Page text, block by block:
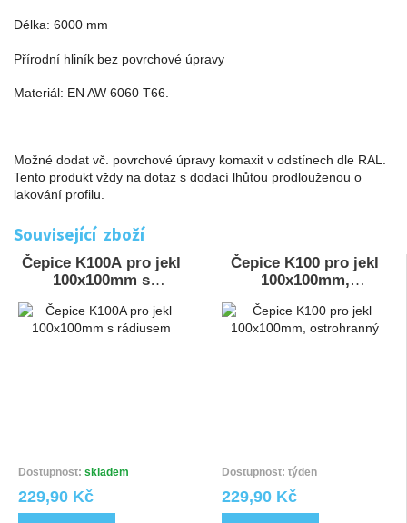
Délka: 6000 mm
Přírodní hliník bez povrchové úpravy
Materiál: EN AW 6060 T66.
Možné dodat vč. povrchové úpravy komaxit v odstínech dle RAL.
Tento produkt vždy na dotaz s dodací lhůtou prodlouženou o
lakování profilu.
Související zboží
Čepice K100A pro jekl
100x100mm s
Dostupnost: skladem
229,90 Kč
Čepice K100 pro jekl
100x100mm,
Dostupnost: týden
229,90 Kč